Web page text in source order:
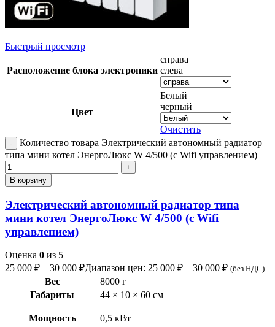
Быстрый просмотр
Расположение блока электроники
справа
слева
Цвет
Белый
черный
Очистить
Количество товара Электрический автономный радиатор
типа мини котел ЭнергоЛюкс W 4/500 (с Wifi управлением)
В корзину
Электрический автономный радиатор типа
мини котел ЭнергоЛюкс W 4/500 (с Wifi
управлением)
Оценка 0 из 5
25 000 ₽ – 30 000 ₽Диапазон цен: 25 000 ₽ – 30 000 ₽ (без НДС)
Вес
8000 г
Габариты
44 × 10 × 60 см
Мощность 0,5 кВт